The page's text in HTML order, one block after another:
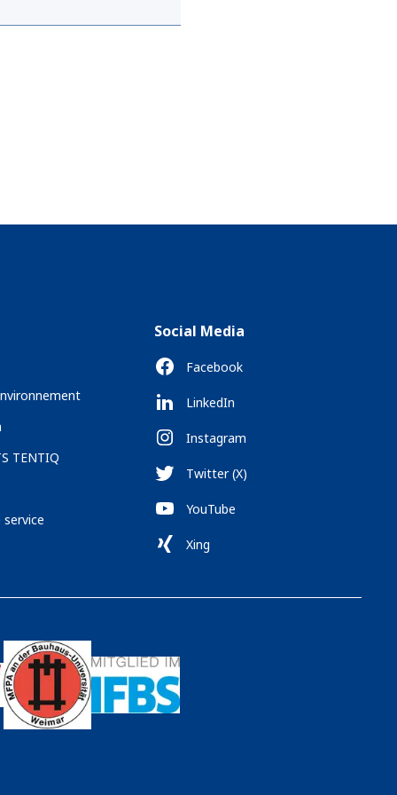
TENTIQ
Social Media
Facebook
LinkedIn
Instagram
Twitter (X)
YouTube
Xing